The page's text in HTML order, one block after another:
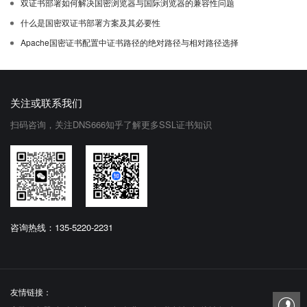
双证书部署如何解决国密浏览器与国际浏览器的兼容性问题
什么是国密双证书部署方案及其必要性
Apache国密证书配置中证书路径的绝对路径与相对路径选择
关注或联系我们
扫码咨询，关注DNS666知乎了解更多SSL证书知识
咨询热线：135-5220-2231
友情链接：